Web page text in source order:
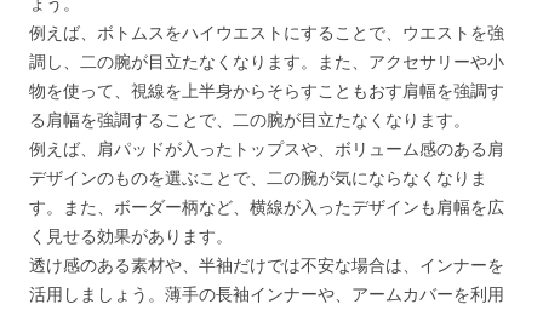
例えば、ボトムスをハイウエストにすることで、ウエストを強
調し、二の腕が目立たなくなります。また、アクセサリーや小
物を使って、視線を上半身からそらすこともおす肩幅を強調す
る肩幅を強調することで、二の腕が目立たなくなります。
例えば、肩パッドが入ったトップスや、ボリューム感のある肩
デザインのものを選ぶことで、二の腕が気にならなくなりま
す。また、ボーダー柄など、横線が入ったデザインも肩幅を広
く見せる効果があります。
透け感のある素材や、半袖だけでは不安な場合は、インナーを
活用しましょう。薄手の長袖インナーや、アームカバーを利用